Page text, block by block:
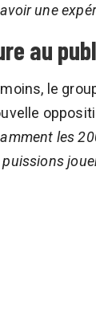
une
au
le
les